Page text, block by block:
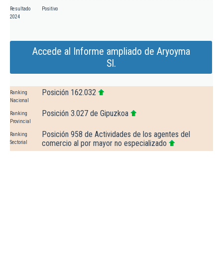
Resultado
2024
Positivo
Accede al Informe ampliado de Aryoyma
Sl.
Ranking
Nacional
Posición 162.032
Ranking
Provincial
Posición 3.027 de Gipuzkoa
Ranking
Sectorial
Posición 958 de Actividades de los agentes del
comercio al por mayor no especializado